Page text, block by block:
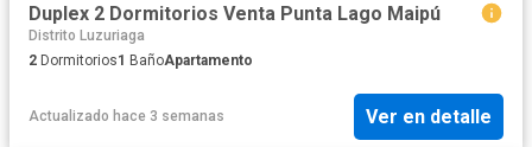
Duplex 2 Dormitorios Venta Punta Lago Maipú
Distrito Luzuriaga
2 Dormitorios1 BañoApartamento
Actualizado hace 3 semanas Ver en detalle